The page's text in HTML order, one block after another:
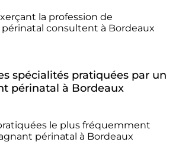
la profession de
consultent à Bordeaux
spécialités pratiquées par un
périnatal à Bordeaux
le plus fréquemment
périnatal à Bordeaux